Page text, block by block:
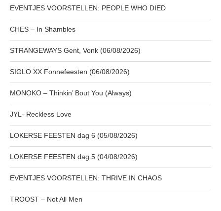
EVENTJES VOORSTELLEN: PEOPLE WHO DIED
CHES – In Shambles
STRANGEWAYS Gent, Vonk (06/08/2026)
SIGLO XX Fonnefeesten (06/08/2026)
MONOKO – Thinkin’ Bout You (Always)
JYL- Reckless Love
LOKERSE FEESTEN dag 6 (05/08/2026)
LOKERSE FEESTEN dag 5 (04/08/2026)
EVENTJES VOORSTELLEN: THRIVE IN CHAOS
TROOST – Not All Men